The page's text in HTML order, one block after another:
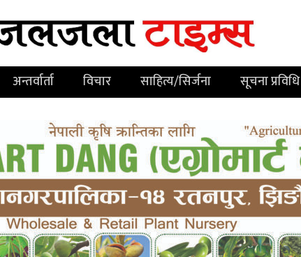
अन्तर्वार्ता विचार साहित्य/सिर्जना सूचना प्रविधि